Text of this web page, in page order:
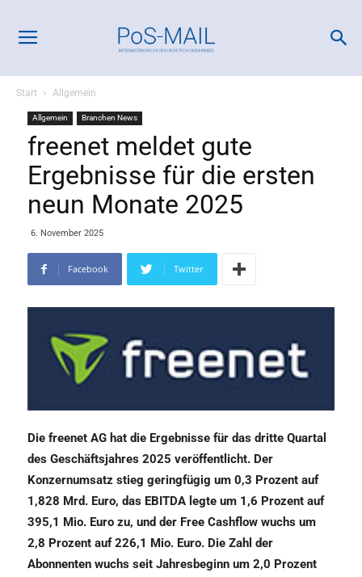
Start Allgemein
Allgemein Branchen News
freenet meldet gute
Ergebnisse für die ersten
neun Monate 2025
6. November 2025
Facebook Twitter
Die freenet AG hat die Ergebnisse für das dritte Quartal
des Geschäftsjahres 2025 veröffentlicht. Der
Konzernumsatz stieg geringfügig um 0,3 Prozent auf
1,828 Mrd. Euro, das EBITDA legte um 1,6 Prozent auf
395,1 Mio. Euro zu, und der Free Cashflow wuchs um
2,8 Prozent auf 226,1 Mio. Euro. Die Zahl der
Abonnenten wuchs seit Jahresbeginn um 2,0 Prozent